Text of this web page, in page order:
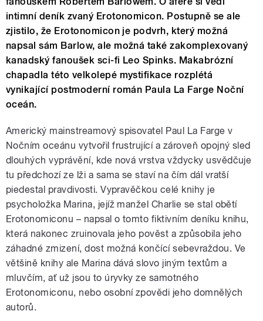
intimní deník zvaný Erotonomicon. Postupně se ale
zjistilo, že Erotonomicon je podvrh, který možná
napsal sám Barlow, ale možná také zakomplexovaný
kanadský fanoušek sci-fi Leo Spinks. Makabrózní
chapadla této velkolepé mystifikace rozplétá
vynikající postmoderní román Paula La Farge Noční
oceán.
Americký mainstreamový spisovatel Paul La Farge v
Nočním oceánu vytvořil frustrující a zároveň opojný sled
dlouhých vyprávění, kde nová vrstva vždycky usvědčuje
tu předchozí ze lži a sama se staví na čím dál vratší
piedestal pravdivosti. Vypravěčkou celé knihy je
psycholožka Marina, jejíž manžel Charlie se stal obětí
Erotonomiconu – napsal o tomto fiktivním deníku knihu,
která nakonec zruinovala jeho pověst a způsobila jeho
záhadné zmizení, dost možná končící sebevraždou. Ve
většině knihy ale Marina dává slovo jiným textům a
mluvčím, ať už jsou to úryvky ze samotného
Erotonomiconu, nebo osobní zpovědi jeho domnělých
autorů.